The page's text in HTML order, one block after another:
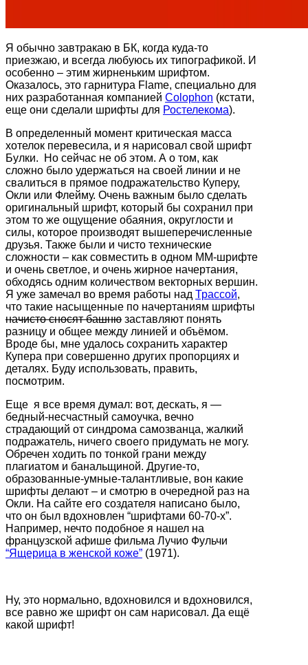
Я обычно завтракаю в БК, когда куда-то
приезжаю, и всегда любуюсь их типографикой. И
особенно – этим жирненьким шрифтом.
Оказалось, это гарнитура Flame, специально для
них разработанная компанией Colophon (кстати,
еще они сделали шрифты для Ростелекома).
В определенный момент критическая масса
хотелок перевесила, и я нарисовал свой шрифт
Булки. Но сейчас не об этом. А о том, как
сложно было удержаться на своей линии и не
свалиться в прямое подражательство Куперу,
Окли или Флейму. Очень важным было сделать
оригинальный шрифт, который бы сохранил при
этом то же ощущение обаяния, округлости и
силы, которое производят вышеперечисленные
друзья. Также были и чисто технические
сложности – как совместить в одном ММ-шрифте
и очень светлое, и очень жирное начертания,
обходясь одним количеством векторных вершин.
Я уже замечал во время работы над Трассой,
что такие насыщенные по начертаниям шрифты
начисто сносят башню заставляют понять
разницу и общее между линией и объёмом.
Вроде бы, мне удалось сохранить характер
Купера при совершенно других пропорциях и
деталях. Буду использовать, править,
посмотрим.
Еще я все время думал: вот, дескать, я —
бедный-несчастный самоучка, вечно
страдающий от синдрома самозванца, жалкий
подражатель, ничего своего придумать не могу.
Обречен ходить по тонкой грани между
плагиатом и банальщиной. Другие-то,
образованные-умные-талантливые, вон какие
шрифты делают – и смотрю в очередной раз на
Окли. На сайте его создателя написано было,
что он был вдохновлен “шрифтами 60-70-х”.
Например, нечто подобное я нашел на
французской афише фильма Лучио Фульчи
“Ящерица в женской коже” (1971).
Ну, это нормально, вдохновился и вдохновился,
все равно же шрифт он сам нарисовал. Да ещё
какой шрифт!